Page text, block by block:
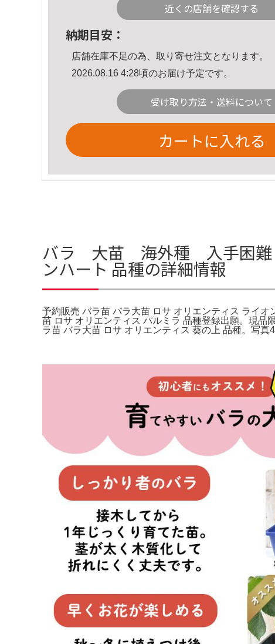
近くの店舗を確認する
納期目安：
店舗在庫不足の為、取り寄せ注文となります。
2026.08.16 4:28頃のお届け予定です。
受け取り方法・送料について
カートに入れる
バラ 大苗 海外種 入手困難
ンハート 品種の詳細情報
予約販売 バラ苗 バラ大苗 ロサ オリエンティス ライ
苗 ロサ オリエンティス パルミラ 品種登録出願。現
ラ苗 バラ大苗 ロサ オリエンティス 葵の上 品種。写